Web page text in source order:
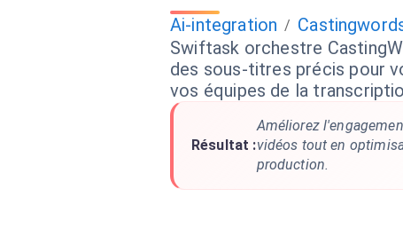
Ai-integration /
Swiftask orchestre
des sous-titres précis pour
vos équipes de la
Résultat :
Améliorez
vidéos tout en
production.